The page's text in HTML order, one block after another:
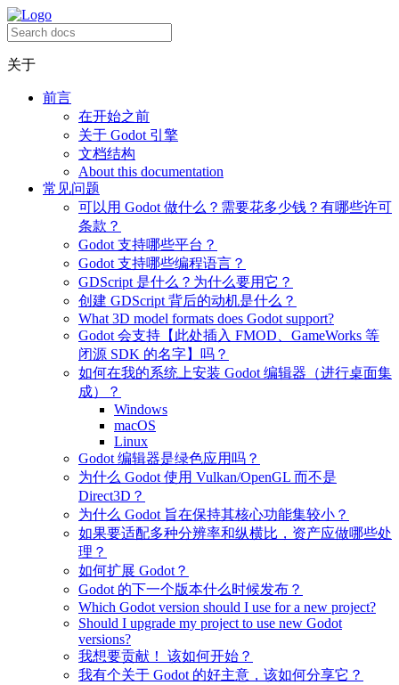
关于
前言
在开始之前
关于 Godot 引擎
文档结构
About this documentation
常见问题
可以用 Godot 做什么？需要花多少钱？有哪些许可
条款？
Godot 支持哪些平台？
Godot 支持哪些编程语言？
GDScript 是什么？为什么要用它？
创建 GDScript 背后的动机是什么？
What 3D model formats does Godot support?
Godot 会支持【此处插入 FMOD、GameWorks 等
闭源 SDK 的名字】吗？
如何在我的系统上安装 Godot 编辑器（进行桌面集
成）？
Windows
macOS
Linux
Godot 编辑器是绿色应用吗？
为什么 Godot 使用 Vulkan/OpenGL 而不是
Direct3D？
为什么 Godot 旨在保持其核心功能集较小？
如果要适配多种分辨率和纵横比，资产应做哪些处
理？
如何扩展 Godot？
Godot 的下一个版本什么时候发布？
Which Godot version should I use for a new project?
Should I upgrade my project to use new Godot
versions?
我想要贡献！ 该如何开始？
我有个关于 Godot 的好主意，该如何分享它？